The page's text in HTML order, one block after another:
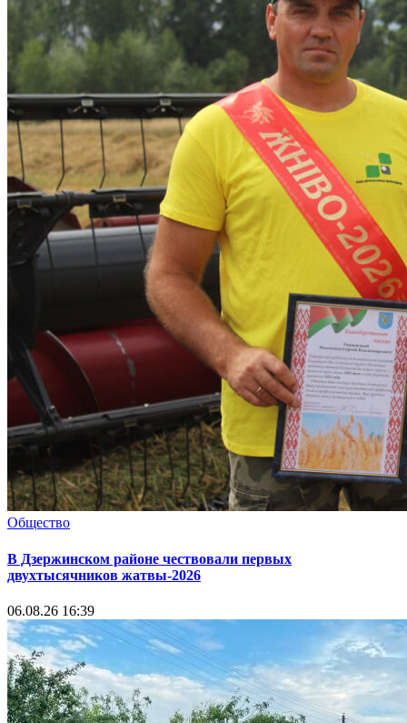
Общество
В Дзержинском районе чествовали первых
двухтысячников жатвы-2026
06.08.26 16:39